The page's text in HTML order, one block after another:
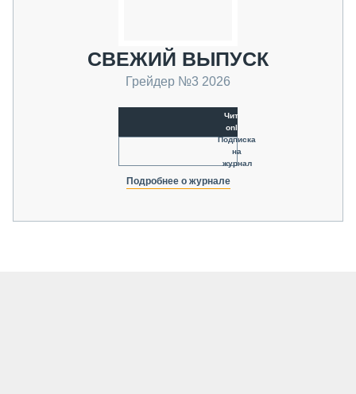
СВЕЖИЙ ВЫПУСК
Грейдер №3 2026
Читать
online
Подписка
на
журнал
Подробнее о журнале